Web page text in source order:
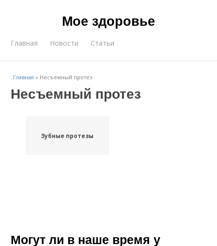
Мое здоровье
Главная Новости Статьи
Главная » Несъемный протез
Несъемный протез
Зубные протезы
Могут ли в наше время у